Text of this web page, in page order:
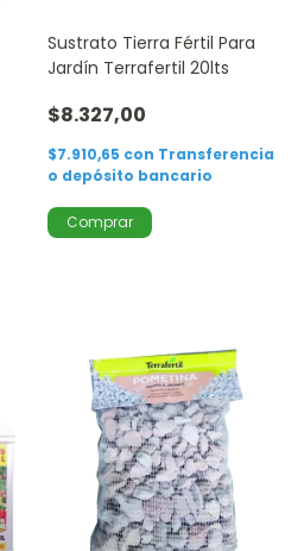
Sustrato Tierra Fértil Para
Jardín Terrafertil 20lts
$8.327,00
$7.910,65 con Transferencia
o depósito bancario